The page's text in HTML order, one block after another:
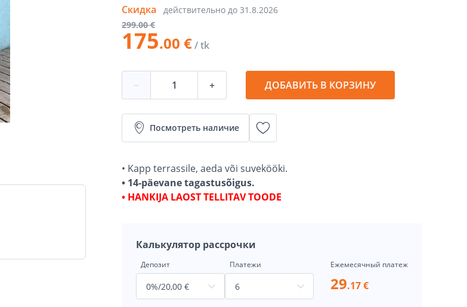
Скидка
действительно до 31.8.2026
299.00 €
175.00 €/ tk
− + ДОБАВИТЬ В КОРЗИНУ
Посмотреть наличие
• Kapp terrassile, aeda või suvekööki.
• 14-päevane tagastusõigus.
• HANKIJA LAOST TELLITAV TOODE
Калькулятор рассрочки
Депозит Платежи Ежемесячный платеж
29.17 €